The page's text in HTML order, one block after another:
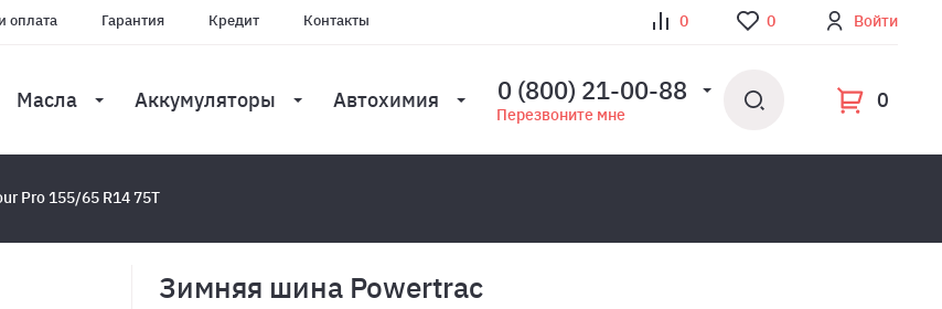
оплата Гарантия Кредит Контакты 0 0 Войти
Масла Аккумуляторы Автохимия 0 (800) 21-00-88
Перезвоните мне
0
Pro 155/65 R14 75T
Зимняя шина Powertrac